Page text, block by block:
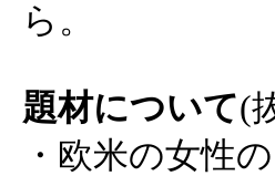
ら。
題材について(
・欧米の女性